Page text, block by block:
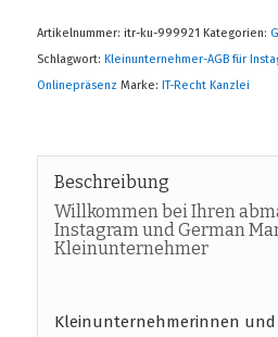
Artikelnummer: itr-ku-999921 Kategorien:
Schlagwort: Kleinunternehmer-AGB für
Onlinepräsenz Marke: IT-Recht Kanzlei
Beschreibung
Willkommen bei Ihren
Instagram und German
Kleinunternehmer
Kleinunternehmerinnen